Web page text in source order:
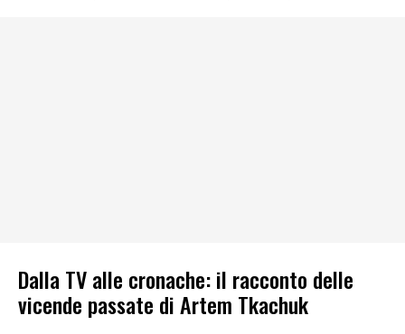
Dalla TV alle cronache: il racconto delle
vicende passate di Artem Tkachuk